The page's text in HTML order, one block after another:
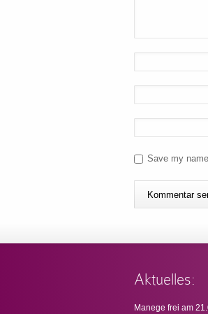
Save my
Aktuelles:
Manege frei am